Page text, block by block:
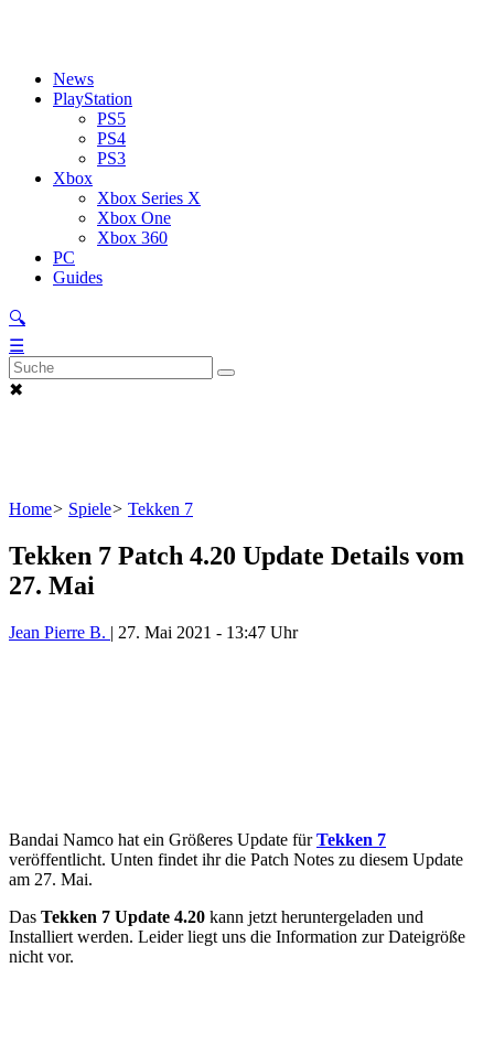
News
PlayStation
PS5
PS4
PS3
Xbox
Xbox Series X
Xbox One
Xbox 360
PC
Guides
🔍
☰
✖
Home> Spiele> Tekken 7
Tekken 7 Patch 4.20 Update Details vom
27. Mai
Jean Pierre B. | 27. Mai 2021 - 13:47 Uhr
Bandai Namco hat ein Größeres Update fürTekken 7
veröffentlicht. Unten findet ihr die Patch Notes zu diesem Update
am 27. Mai.
Das Tekken 7 Update 4.20 kann jetzt heruntergeladen und
Installiert werden. Leider liegt uns die Information zur Dateigröße
nicht vor.